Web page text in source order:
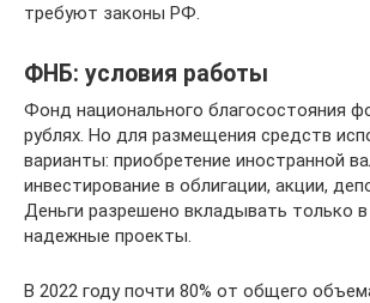
требуют законы РФ.
ФНБ: условия работы
Фонд национального благосостояния
рублях. Но для размещения средств
варианты: приобретение иностранной
инвестирование в облигации, акции,
Деньги разрешено вкладывать только
надежные проекты.
В 2022 году почти 80% от общего